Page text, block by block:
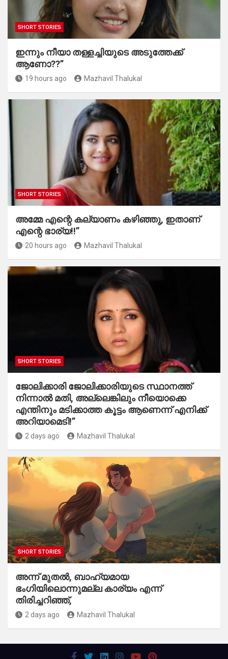
SHORT STORIES
ഇന്നും നീയാ തള്ളച്ചിയുടെ അടുത്തേക്ക്
ആണോ??”
19 hours ago Mazhavil Thalukal
SHORT STORIES
അമ്മേ എന്റെ കല്യാണം കഴിഞ്ഞു, ഇതാണ്
എന്റെ ഭാര്യ!!”
20 hours ago Mazhavil Thalukal
SHORT STORIES
ജോലിക്കാരി ജോലിക്കാരിയുടെ സ്ഥാനത്ത്
നിന്നാൽ മതി, അല്ലെങ്കിലും നീയൊക്കെ
എന്തിനും മടിക്കാത്ത കൂട്ടം ആണെന്ന് എനിക്ക്
അറിയാമെടി!”
2 days ago Mazhavil Thalukal
SHORT STORIES
​അന്ന് മുതൽ, ബാഹ്യമായ
ഭംഗിയിലൊന്നുമല്ല കാര്യം എന്ന്
തിരിച്ചറിഞ്ഞ്,
2 days ago Mazhavil Thalukal